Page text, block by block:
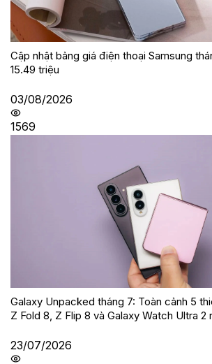
Cập nhật bảng giá điện thoại Samsung
15.49 triệu
03/08/2026
1569
Galaxy Unpacked tháng 7: Toàn cảnh 5
Z Fold 8, Z Flip 8 và Galaxy Watch Ultra 2
23/07/2026